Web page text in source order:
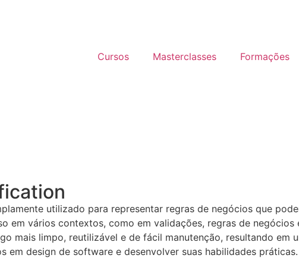
Cursos Masterclasses Formações
utilizado para representar regras de negócios que
em vários contextos, como em validações, regras de negócios
mais limpo, reutilizável e de fácil manutenção, resultando em
design de software e desenvolver suas habilidades